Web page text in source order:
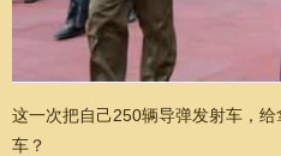
这一次把自己250辆导弹发射车，
车？